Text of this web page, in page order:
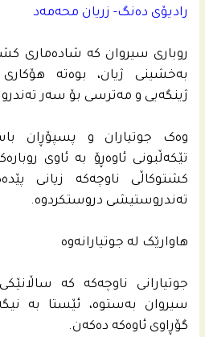
رادیۆی دەنگ- زریان محەمەد
روباری سیروان کە شادەماری
بەخشینی ژیان، بوەتە
ژینگەیی و مەترسی بۆ سەر
وەک جوتیاران و پسپۆڕان
تێکەڵبونی ئاوەڕۆ بە ئاوی
کشتوکاڵی ناوچەکە زیانی
تەندروستیشی دروستکردوە.
هاوارێک لە جوتیارانەوە
جوتیارانی ناوچەکە کە
سیروان بەستوە، ئێستا بە
گۆڕاوی ئاوەکە دەکەن.